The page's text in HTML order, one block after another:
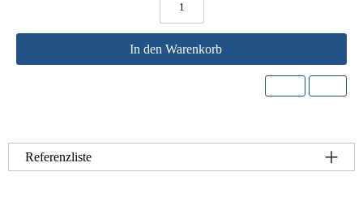
In den Warenkorb
Referenzliste